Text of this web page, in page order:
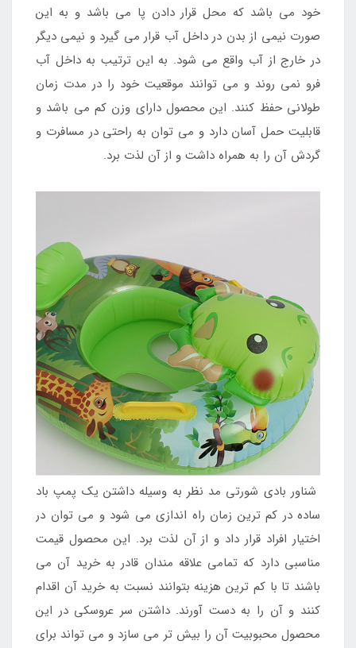
خود می باشد که محل قرار دادن پا می باشد و به این
صورت نیمی از بدن در داخل آب قرار می گیرد و نیمی دیگر
در خارج از آب واقع می شود. به این ترتیب به داخل آب
فرو نمی روند و می توانند موقعیت خود را در مدت زمان
طولانی حفظ کنند. این محصول دارای وزن کم می باشد و
قابلیت حمل آسان دارد و می توان به راحتی در مسافرت و
گردش آن را به همراه داشت و از آن لذت برد.
شناور بادی شورتی مد نظر به وسیله داشتن یک پمپ باد
ساده در کم ترین زمان راه اندازی می شود و می توان در
اختیار افراد قرار داد و از آن لذت برد. این محصول قیمت
مناسبی دارد که تمامی علاقه مندان قادر به خرید آن می
باشند تا با کم ترین هزینه بتوانند نسبت به خرید آن اقدام
کنند و آن را به دست آورند. داشتن سر عروسکی در این
محصول محبوبیت آن را بیش تر می سازد و می تواند برای